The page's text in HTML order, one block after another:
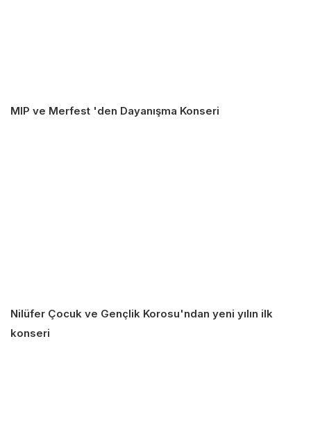
MIP ve Merfest 'den Dayanışma Konseri
Nilüfer Çocuk ve Gençlik Korosu'ndan yeni yılın ilk
konseri